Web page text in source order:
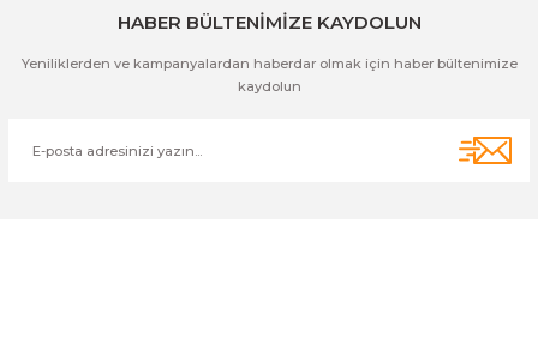
HABER BÜLTENİMİZE KAYDOLUN
Yeniliklerden ve kampanyalardan haberdar olmak için haber bültenimize
kaydolun